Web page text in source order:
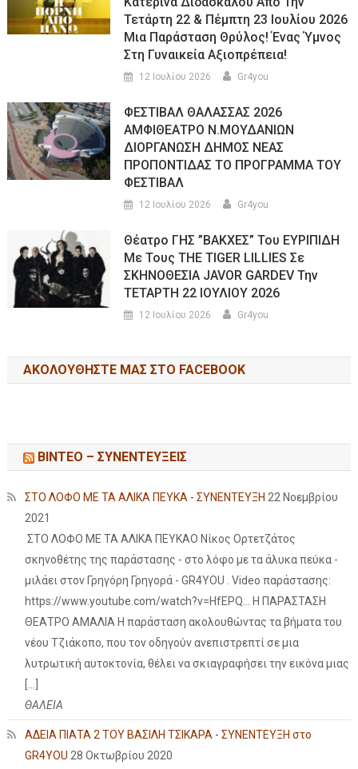
Τετάρτη 22 & Πέμπτη 23 Ιουλίου 2026
Μια Παράσταση Θρύλος! Ένας Ύμνος
Στη Γυναικεία Αξιοπρέπεια!
12 Ιουλίου 2026 Gr4you
ΦΕΣΤΙΒΑΛ ΘΑΛΑΣΣΑΣ 2026
ΑΜΦΙΘΕΑΤΡΟ Ν.ΜΟΥΔΑΝΙΩΝ
ΔΙΟΡΓΑΝΩΣΗ ΔΗΜΟΣ ΝΕΑΣ
ΠΡΟΠΟΝΤΙΔΑΣ ΤΟ ΠΡΟΓΡΑΜΜΑ ΤΟΥ
ΦΕΣΤΙΒΑΛ
12 Ιουλίου 2026 Gr4you
Θέατρο ΓΗΣ ”ΒΑΚΧΕΣ” Του ΕΥΡΙΠΙΔΗ
Με Τους THE TIGER LILLIES Σε
ΣΚΗΝΟΘΕΣΙΑ JAVOR GARDEV Την
ΤΕΤΑΡΤΗ 22 ΙΟΥΛΙΟΥ 2026
12 Ιουλίου 2026 Gr4you
ΑΚΟΛΟΥΘΉΣΤΕ ΜΑΣ ΣΤΟ FACEBOOK
ΒΙΝΤΕΟ – ΣΥΝΕΝΤΕΥΞΕΙΣ
ΣΤΟ ΛΟΦΟ ΜΕ ΤΑ ΑΛΙΚΑ ΠΕΥΚΑ - ΣΥΝΕΝΤΕΥΞΗ 22 Νοεμβρίου
2021
ΣΤΟ ΛΟΦΟ ΜΕ ΤΑ ΑΛΙΚΑ ΠΕΥΚΑΟ Νίκος Ορτετζάτος
σκηνοθέτης της παράστασης - στο λόφο με τα άλυκα πεύκα -
μιλάει στον Γρηγόρη Γρηγορά - GR4YOU . Video παράστασης:
https://www.youtube.com/watch?v=HfEPQ... Η ΠΑΡΑΣΤΑΣΗ
ΘΕΑΤΡΟ ΑΜΑΛΙΑ Η παράσταση ακολουθώντας τα βήματα του
νέου Τζιάκοπο, που τον οδηγούν ανεπιστρεπτί σε μια
λυτρωτική αυτοκτονία, θέλει να σκιαγραφήσει την εικόνα μιας
[…]
ΘΑΛΕΙΑ
ΑΔΕΙΑ ΠΙΑΤΑ 2 ΤΟΥ ΒΑΣΙΛΗ ΤΣΙΚΑΡΑ - ΣΥΝΕΝΤΕΥΞΗ στο
GR4YOU 28 Οκτωβρίου 2020